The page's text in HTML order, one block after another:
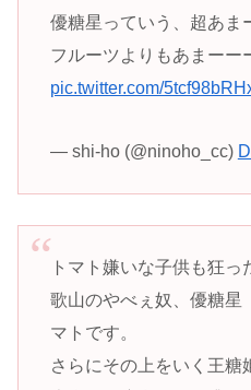
優糖星っていう、超あま
フルーツよりもあまーー
pic.twitter.com/
— shi-ho (@ninoho_cc)
トマト嫌いな子供も狂
歌山のやべぇ奴、優糖星
マトです。
さらにその上をいく王糖